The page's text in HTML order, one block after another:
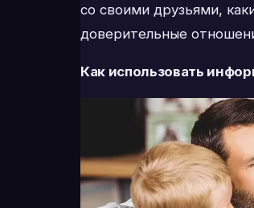
со своими друзьями,
доверительные
Как использовать